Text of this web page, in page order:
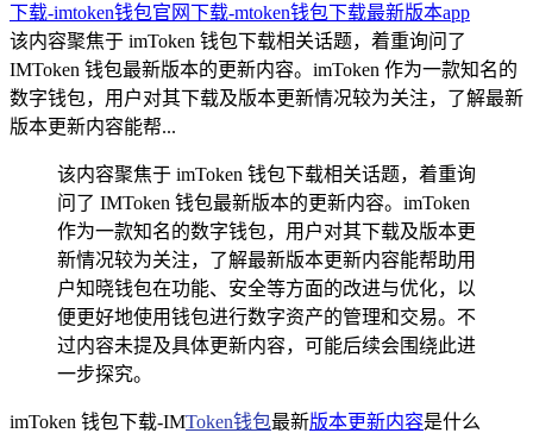
下载-imtoken钱包官网下载-mtoken钱包下载最新版本app
该内容聚焦于 imToken 钱包下载相关话题，着重询问了
IMToken 钱包最新版本的更新内容。imToken 作为一款知名的
数字钱包，用户对其下载及版本更新情况较为关注，了解最新
版本更新内容能帮...
该内容聚焦于 imToken 钱包下载相关话题，着重询
问了 IMToken 钱包最新版本的更新内容。imToken
作为一款知名的数字钱包，用户对其下载及版本更
新情况较为关注，了解最新版本更新内容能帮助用
户知晓钱包在功能、安全等方面的改进与优化，以
便更好地使用钱包进行数字资产的管理和交易。不
过内容未提及具体更新内容，可能后续会围绕此进
一步探究。
imToken 钱包下载-IMToken钱包最新版本更新内容是什么